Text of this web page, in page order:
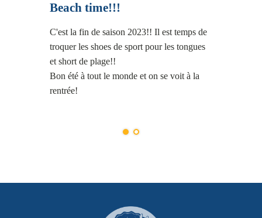
Beach time!!!
C'est la fin de saison 2023!! Il est temps de
troquer les shoes de sport pour les tongues
et short de plage!!
Bon été à tout le monde et on se voit à la
rentrée!